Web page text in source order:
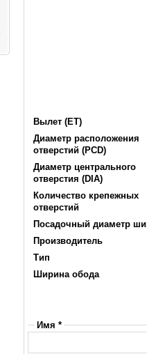
Вылет (ET)
Диаметр расположения
отверстий (PCD)
Диаметр центрального
отверстия (DIA)
Количество крепежных
отверстий
Посадочный диаметр
Производитель
Тип
Ширина обода
Имя *